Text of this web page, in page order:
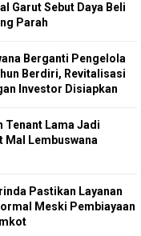
Garut Sebut Daya Beli
Parah
Berganti Pengelola
Berdiri, Revitalisasi
Investor Disiapkan
Tenant Lama Jadi
Mal Lembuswana
Pastikan Layanan
Meski Pembiayaan